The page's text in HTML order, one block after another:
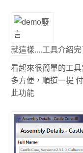
就這樣....工具介紹完
看起來很簡單的工
多方便，順道一提
此功能